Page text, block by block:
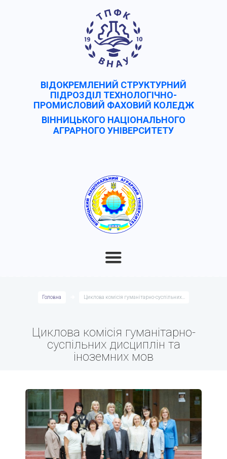
ВІДОКРЕМЛЕНИЙ СТРУКТУРНИЙ
ПІДРОЗДІЛ ТЕХНОЛОГІЧНО-
ПРОМИСЛОВИЙ ФАХОВИЙ КОЛЕДЖ
ВІННИЦЬКОГО НАЦІОНАЛЬНОГО
АГРАРНОГО УНІВЕРCИТЕТУ
Головна Циклова комісія гуманітарно-суспільних...
Циклова комісія гуманітарно-
суспільних дисциплін та
іноземних мов